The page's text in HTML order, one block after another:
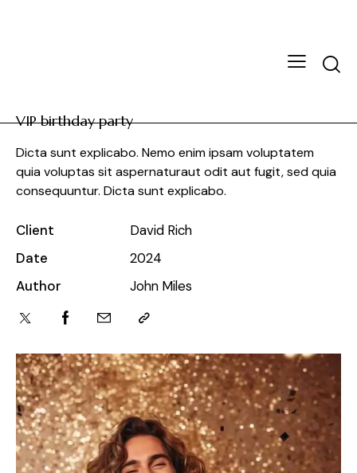
VIP birthday party
Dicta sunt explicabo. Nemo enim ipsam voluptatem
quia voluptas sit aspernaturaut odit aut fugit, sed quia
consequuntur. Dicta sunt explicabo.
Client
David Rich
Date
2024
Author
John Miles